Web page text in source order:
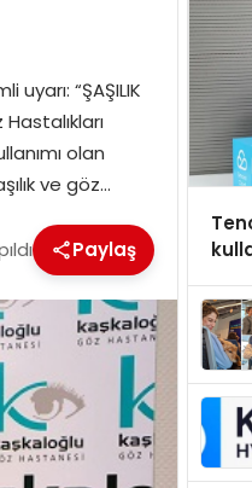
“ŞAŞILIK
Hastalıkları
olan
ve göz…
Paylaş